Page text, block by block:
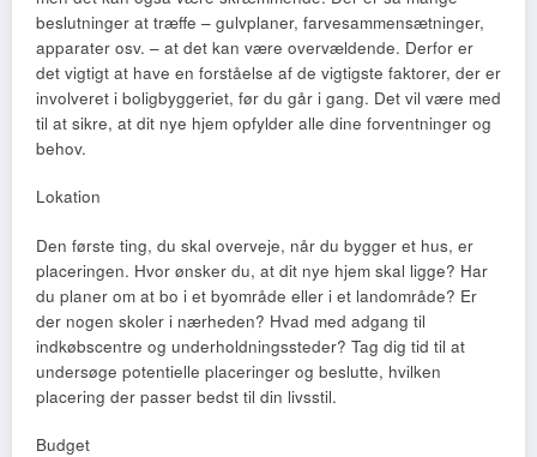
beslutninger at træffe – gulvplaner, farvesammensætninger,
apparater osv. – at det kan være overvældende. Derfor er
det vigtigt at have en forståelse af de vigtigste faktorer, der er
involveret i boligbyggeriet, før du går i gang. Det vil være med
til at sikre, at dit nye hjem opfylder alle dine forventninger og
behov.
Lokation
Den første ting, du skal overveje, når du bygger et hus, er
placeringen. Hvor ønsker du, at dit nye hjem skal ligge? Har
du planer om at bo i et byområde eller i et landområde? Er
der nogen skoler i nærheden? Hvad med adgang til
indkøbscentre og underholdningssteder? Tag dig tid til at
undersøge potentielle placeringer og beslutte, hvilken
placering der passer bedst til din livsstil.
Budget